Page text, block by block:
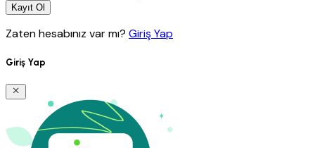
Kayıt Ol
Zaten hesabınız var mı? Giriş Yap
Giriş Yap